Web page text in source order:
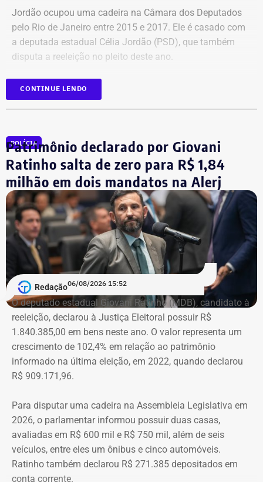
Jordão ocupou uma cadeira na Câmara dos Deputados
pelo Rio de Janeiro entre 2015 e 2017. Ele é casado com
a deputada estadual Célia Jordão (PSD), que também
disputa a reeleição no pleito deste ano.
Patrimônio 3,5 vezes menor em seis
anos
Entre as duas declarações de bens, a principal mudança
no patrimônio de Fernando Jordão está na redução dos
valores relacionados a créditos e participações
empresariais.
Em 2020, esses ativos representavam a maior parte do
patrimônio informado pelo então candidato à Prefeitura
de Angra dos Reis: R$ 1,9 milhão.
Na declaração deste ano, esses valores deixaram de
aparecer nos mesmos moldes e foram substituídos por
uma participação societária e outros bens de menor valor.
Já os imóveis declarados permaneceram praticamente
estáveis, com terrenos e casas em Angra dos Reis
mantendo valores semelhantes aos informados seis anos
antes.
empresariais que, em 2020, representavam a maior parte
do patrimônio declarado. Em seis anos, os valores
registrados como bens e direitos tiveram uma queda de
aproximadamente R$ 1,76 milhão.
CONTINUE LENDO
POLÍCIA
Patrimônio declarado por Giovani
Ratinho salta de zero para R$ 1,84
milhão em dois mandatos na Alerj
Redação06/08/2026 15:52
O deputado estadual Giovani Ratinho (MDB), candidato à
reeleição, declarou à Justiça Eleitoral possuir R$
1.840.385,00 em bens neste ano. O valor representa um
crescimento de 102,4% em relação ao patrimônio
informado na última eleição, em 2022, quando declarou
R$ 909.171,96.
Para disputar uma cadeira na Assembleia Legislativa em
2026, o parlamentar informou possuir duas casas,
avaliadas em R$ 600 mil e R$ 750 mil, além de seis
veículos, entre eles um ônibus e cinco automóveis.
Ratinho também declarou R$ 271.385 depositados em
conta corrente.